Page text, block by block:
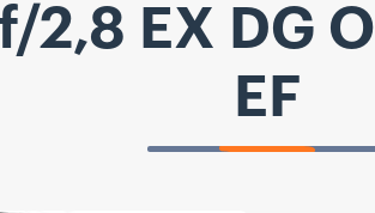
2,8 EX DG
EF